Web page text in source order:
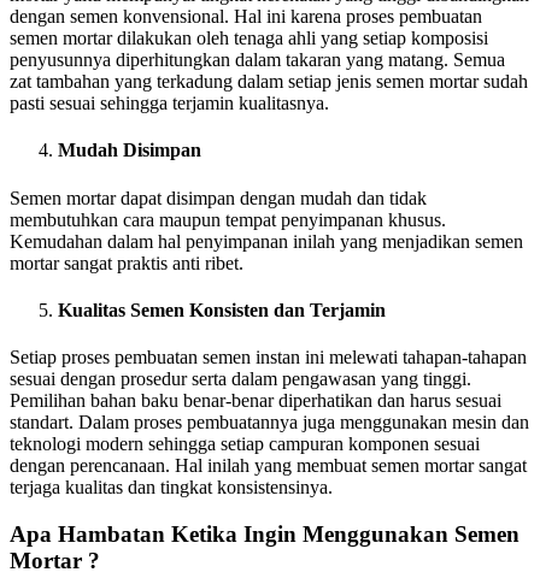
dengan semen konvensional. Hal ini karena proses pembuatan
semen mortar dilakukan oleh tenaga ahli yang setiap komposisi
penyusunnya diperhitungkan dalam takaran yang matang. Semua
zat tambahan yang terkadung dalam setiap jenis semen mortar sudah
pasti sesuai sehingga terjamin kualitasnya.
Mudah Disimpan
Semen mortar dapat disimpan dengan mudah dan tidak
membutuhkan cara maupun tempat penyimpanan khusus.
Kemudahan dalam hal penyimpanan inilah yang menjadikan semen
mortar sangat praktis anti ribet.
Kualitas Semen Konsisten dan Terjamin
Setiap proses pembuatan semen instan ini melewati tahapan-tahapan
sesuai dengan prosedur serta dalam pengawasan yang tinggi.
Pemilihan bahan baku benar-benar diperhatikan dan harus sesuai
standart. Dalam proses pembuatannya juga menggunakan mesin dan
teknologi modern sehingga setiap campuran komponen sesuai
dengan perencanaan. Hal inilah yang membuat semen mortar sangat
terjaga kualitas dan tingkat konsistensinya.
Apa Hambatan Ketika Ingin Menggunakan Semen
Mortar ?